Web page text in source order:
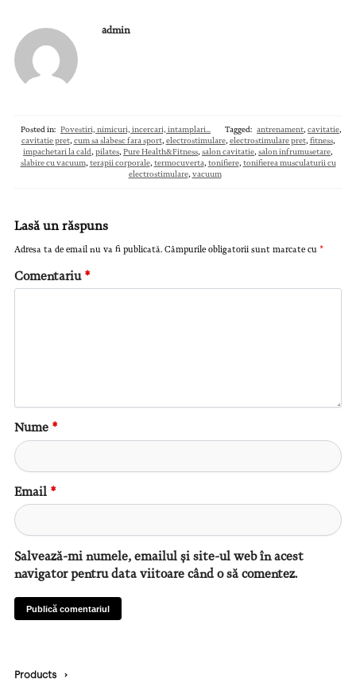
admin
Posted in: Povestiri, nimicuri, incercari, intamplari... Tagged: antrenament, cavitatie,
cavitatie pret, cum sa slabesc fara sport, electrostimulare, electrostimulare pret, fitness,
impachetari la cald, pilates, Pure Health&Fitness, salon cavitatie, salon infrumusetare,
slabire cu vacuum, terapii corporale, termocuverta, tonifiere, tonifierea musculaturii cu
electrostimulare, vacuum
Lasă un răspuns
Adresa ta de email nu va fi publicată. Câmpurile obligatorii sunt marcate cu *
Comentariu *
Nume *
Email *
Salvează-mi numele, emailul și site-ul web în acest
navigator pentru data viitoare când o să comentez.
Products ›